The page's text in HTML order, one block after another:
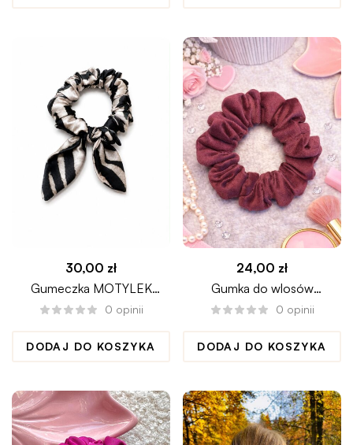
30,00 zł
Gumeczka MOTYLEK
ZEBRA scrunchie
0 opinii
DODAJ DO KOSZYKA
24,00 zł
Gumka do wlosów
scrunchie welurowa GRAPE
0 opinii
DODAJ DO KOSZYKA